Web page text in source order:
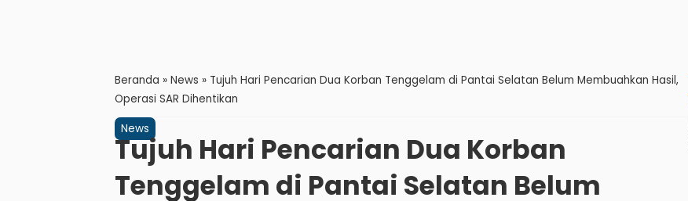
Beranda » News » Tujuh Hari Pencarian Dua Korban Tenggelam di Pantai Selatan Belum Membuahkan Hasil,
Operasi SAR Dihentikan
News
Tujuh Hari Pencarian Dua Korban
Tenggelam di Pantai Selatan Belum